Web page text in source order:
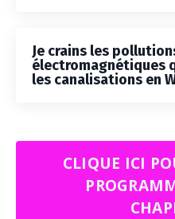
Je crains les
électromagnétiques
les canalisations en
CLIQUE ICI